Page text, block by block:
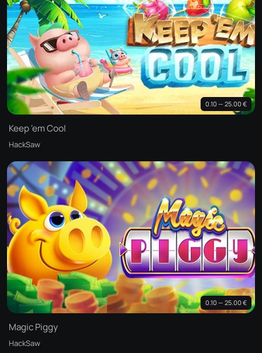
0.10 — 25.00 €
Keep 'em Cool
HackSaw
0.10 — 25.00 €
Magic Piggy
HackSaw